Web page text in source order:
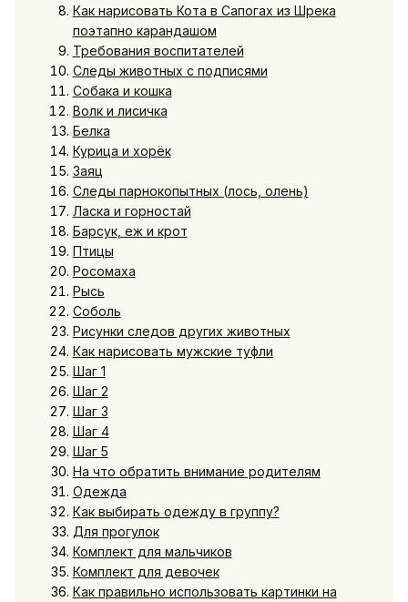
Как нарисовать Кота в Сапогах из Шрека
поэтапно карандашом
Требования воспитателей
Следы животных с подписями
Собака и кошка
Волк и лисичка
Белка
Курица и хорёк
Заяц
Следы парнокопытных (лось, олень)
Ласка и горностай
Барсук, еж и крот
Птицы
Росомаха
Рысь
Соболь
Рисунки следов других животных
Как нарисовать мужские туфли
Шаг 1
Шаг 2
Шаг 3
Шаг 4
Шаг 5
На что обратить внимание родителям
Одежда
Как выбирать одежду в группу?
Для прогулок
Комплект для мальчиков
Комплект для девочек
Как правильно использовать картинки на